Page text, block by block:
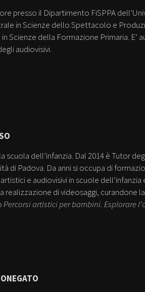
presso il Dipartimento FiSPPA
in Scienze dello Spettacolo e
Scienze della Formazione Primaria. E’
audiovisivi.
scuola dell’infanzia. Dal 2014 è Tutor
di Padova. Da anni si occupa di
e audiovisivi in scuole
realizzazione di videosaggi, curandone
Percorsi artistici per bambini. Esplorare